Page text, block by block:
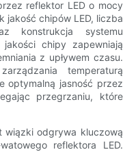
reflektor LED o mocy
jakość chipów LED, liczba
konstrukcja systemu
jakości chipy zapewniają
z upływem czasu.
temperaturą
optymalną jasność przez
przegrzaniu, które
wiązki odgrywa kluczową
reflektora LED.